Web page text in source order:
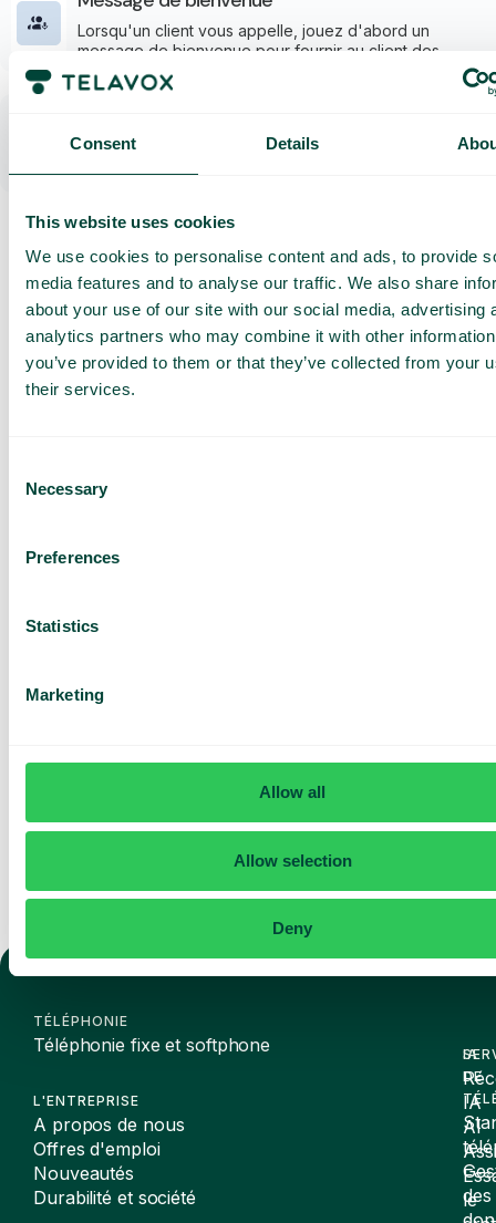
Consent Details
This website uses cookies
We use cookies to personalise content and ads, to provide
media features and to analyse our traffic. We also share
about your use of our site with our social media, advertising
analytics partners who may combine it with other
you’ve provided to them or that they’ve collected from your
their services.
Selection
Necessary
Preferences
Statistics
Marketing
Allow all
Allow selection
Deny
Lorsqu'un client vous appelle, jouez d'abord un
message de bienvenue pour fournir au client des
informations pertinentes et ensuite la possibilité
d’attendre ou d’être rappelé.
La gestion des appels permet de gérer plusieurs
appels en toute simplicité. Basculez entre les appels
Idéal pour une communication fluide en équipe.
Obtenez une
démo et un
devis
personnalisés
votre entreprise
TÉLÉPHONIE
Téléphonie fixe et softphone
L'ENTREPRISE
A propos de nous
Offres d'emploi
Nouveautés
Durabilité et société
DE
des
IA
IA
AI
le